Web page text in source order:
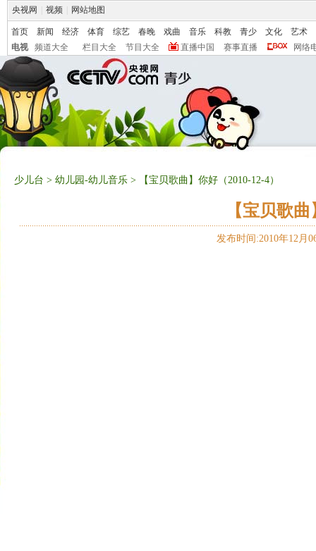
央视网 视频 网站地图
首页 新闻 经济 体育 综艺 春晚 戏曲 音乐 科教 青少 文化
艺术
电视
频道大全 栏目大全 节目大全 直播中国 赛事直播 网络
少儿台 > 幼儿园-幼儿音乐 > 【宝贝歌曲】你好（2010-12-4）
【宝贝歌
发布时间:2010年12月